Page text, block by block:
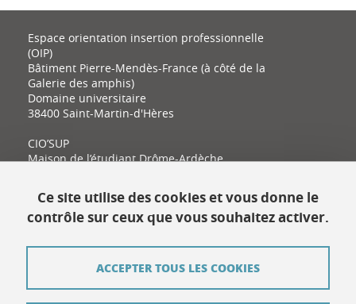
Espace orientation insertion professionnelle
(OIP)
Bâtiment Pierre-Mendès-France (à côté de la
Galerie des amphis)
Domaine universitaire
38400 Saint-Martin-d'Hères
CIO’SUP
Maison de l’étudiant Drôme-Ardèche
26000 Valence
Contact
Ce site utilise des cookies et vous donne le
contrôle sur ceux que vous souhaitez activer.
ACCEPTER TOUS LES COOKIES